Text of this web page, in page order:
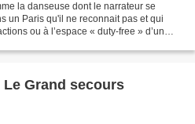
la danseuse dont le narrateur se
un Paris qu'il ne reconnait pas et qui
ou à l’espace « duty-free » d’un
Le Grand secours